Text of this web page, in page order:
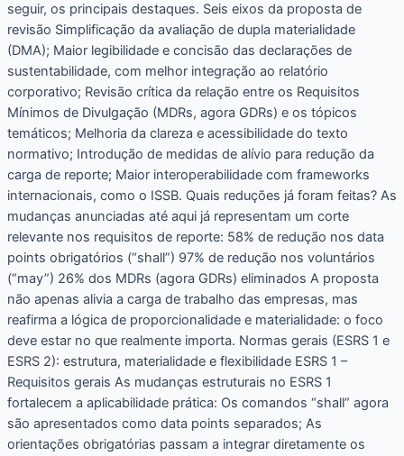
seguir, os principais destaques. Seis eixos da proposta de
revisão Simplificação da avaliação de dupla materialidade
(DMA); Maior legibilidade e concisão das declarações de
sustentabilidade, com melhor integração ao relatório
corporativo; Revisão crítica da relação entre os Requisitos
Mínimos de Divulgação (MDRs, agora GDRs) e os tópicos
temáticos; Melhoria da clareza e acessibilidade do texto
normativo; Introdução de medidas de alívio para redução da
carga de reporte; Maior interoperabilidade com frameworks
internacionais, como o ISSB. Quais reduções já foram feitas? As
mudanças anunciadas até aqui já representam um corte
relevante nos requisitos de reporte: 58% de redução nos data
points obrigatórios (“shall”) 97% de redução nos voluntários
(“may”) 26% dos MDRs (agora GDRs) eliminados A proposta
não apenas alivia a carga de trabalho das empresas, mas
reafirma a lógica de proporcionalidade e materialidade: o foco
deve estar no que realmente importa. Normas gerais (ESRS 1 e
ESRS 2): estrutura, materialidade e flexibilidade ESRS 1 –
Requisitos gerais As mudanças estruturais no ESRS 1
fortalecem a aplicabilidade prática: Os comandos “shall” agora
são apresentados como data points separados; As
orientações obrigatórias passam a integrar diretamente os